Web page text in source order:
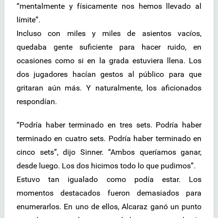
“mentalmente y físicamente nos hemos llevado al
límite”.
Incluso con miles y miles de asientos vacíos,
quedaba gente suficiente para hacer ruido, en
ocasiones como si en la grada estuviera llena. Los
dos jugadores hacían gestos al público para que
gritaran aún más. Y naturalmente, los aficionados
respondían.
“Podría haber terminado en tres sets. Podría haber
terminado en cuatro sets. Podría haber terminado en
cinco sets”, dijo Sinner. “Ambos queríamos ganar,
desde luego. Los dos hicimos todo lo que pudimos”.
Estuvo tan igualado como podía estar. Los
momentos destacados fueron demasiados para
enumerarlos. En uno de ellos, Alcaraz ganó un punto